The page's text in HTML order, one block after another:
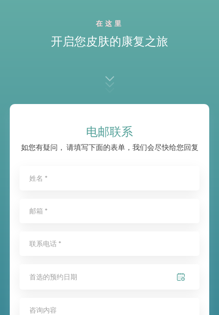
在这里
开启您皮肤的康复之旅
电邮联系
如您有疑问， 请填写下面的表单，我们会尽快给您回复